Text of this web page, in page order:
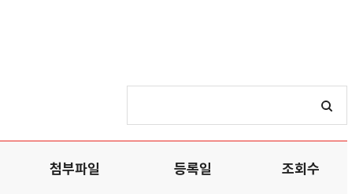
첨부파일 등록일 조회수